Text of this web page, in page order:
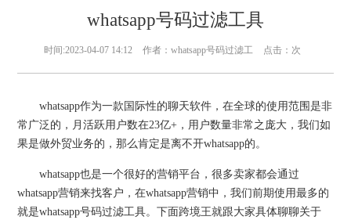
whatsapp号码过滤工具
时间:2023-04-07 14:12 作者：whatsapp号码过滤工 点击： 次
whatsapp作为一款国际性的聊天软件，在全球的使用范围是非
常广泛的，月活跃用户数在23亿+，用户数量非常之庞大，我们如
果是做外贸业务的，那么肯定是离不开whatsapp的。
whatsapp也是一个很好的营销平台，很多卖家都会通过
whatsapp营销来找客户，在whatsapp营销中，我们前期使用最多的
就是whatsapp号码过滤工具。下面跨境王就跟大家具体聊聊关于